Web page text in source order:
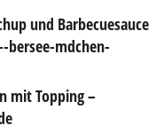
und Barbecuesauce
mdchen-
mit Topping–